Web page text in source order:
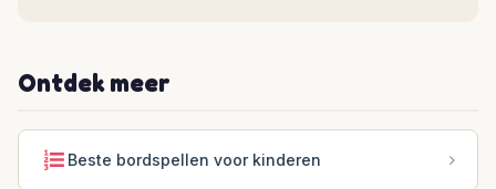
Ontdek meer
Beste bordspellen voor kinderen